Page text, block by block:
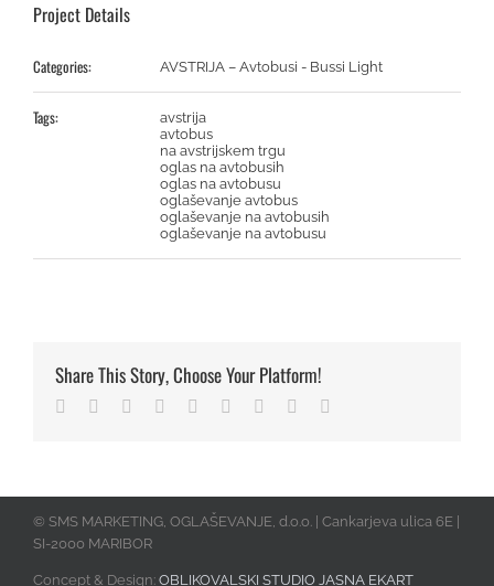
Project Details
Categories: AVSTRIJA – Avtobusi - Bussi Light
Tags:
avstrija
avtobus
na avstrijskem trgu
oglas na avtobusih
oglas na avtobusu
oglaševanje avtobus
oglaševanje na avtobusih
oglaševanje na avtobusu
Share This Story, Choose Your Platform!
Facebook
TwitterLinkedin
Reddit TumblrGoogle+Pinterest
© SMS MARKETING, OGLAŠEVANJE, d.o.o. | Cankarjeva ulica 6E |
SI-2000 MARIBOR
Concept & Design: OBLIKOVALSKI STUDIO JASNA EKART